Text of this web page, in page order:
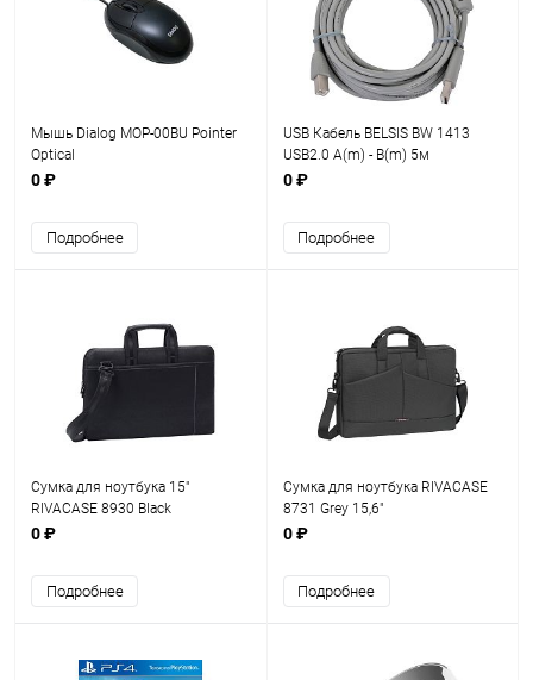
Мышь Dialog MOP-00BU Pointer
Optical
0 ₽
Подробнее
USB Кабель BELSIS BW 1413
USB2.0 A(m) - В(m) 5м
0 ₽
Подробнее
Сумка для ноутбука 15"
RIVACASE 8930 Black
0 ₽
Подробнее
Сумка для ноутбука RIVACASE
8731 Grey 15,6"
0 ₽
Подробнее